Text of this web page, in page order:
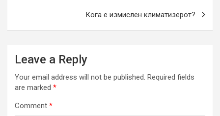
Кога е измислен климатизерот?
Leave a Reply
Your email address will not be published. Required fields
are marked *
Comment *